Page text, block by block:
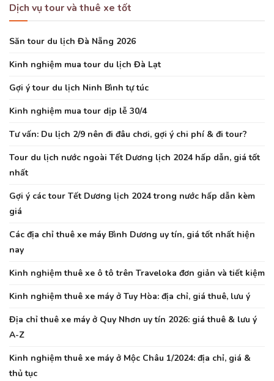
Dịch vụ tour và thuê xe tốt
Săn tour du lịch Đà Nẵng 2026
Kinh nghiệm mua tour du lịch Đà Lạt
Gợi ý tour du lịch Ninh Bình tự túc
Kinh nghiệm mua tour dịp lễ 30/4
Tư vấn: Du lịch 2/9 nên đi đâu chơi, gợi ý chi phí & đi tour?
Tour du lịch nước ngoài Tết Dương lịch 2024 hấp dẫn, giá tốt
nhất
Gợi ý các tour Tết Dương lịch 2024 trong nước hấp dẫn kèm
giá
Các địa chỉ thuê xe máy Bình Dương uy tín, giá tốt nhất hiện
nay
Kinh nghiệm thuê xe ô tô trên Traveloka đơn giản và tiết kiệm
Kinh nghiệm thuê xe máy ở Tuy Hòa: địa chỉ, giá thuê, lưu ý
Địa chỉ thuê xe máy ở Quy Nhơn uy tín 2026: giá thuê & lưu ý
A-Z
Kinh nghiệm thuê xe máy ở Mộc Châu 1/2024: địa chỉ, giá &
thủ tục